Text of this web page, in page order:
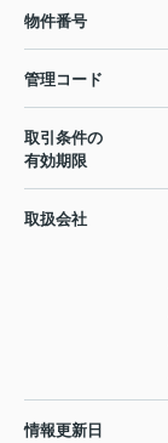
物件番号
管理コード
取引条件の
有効期限
取扱会社
情報更新日